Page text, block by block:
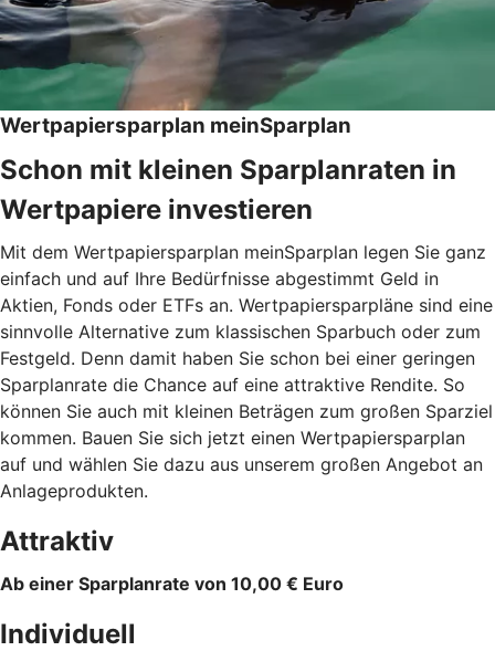
Wertpapiersparplan meinSparplan
Schon mit kleinen Sparplanraten in
Wertpapiere investieren
Mit dem Wertpapiersparplan meinSparplan legen Sie ganz
einfach und auf Ihre Bedürfnisse abgestimmt Geld in
Aktien, Fonds oder ETFs an. Wertpapiersparpläne sind eine
sinnvolle Alternative zum klassischen Sparbuch oder zum
Festgeld. Denn damit haben Sie schon bei einer geringen
Sparplanrate die Chance auf eine attraktive Rendite. So
können Sie auch mit kleinen Beträgen zum großen Sparziel
kommen. Bauen Sie sich jetzt einen Wertpapiersparplan
auf und wählen Sie dazu aus unserem großen Angebot an
Anlageprodukten.
Attraktiv
Ab einer Sparplanrate von 10,00 € Euro
Individuell